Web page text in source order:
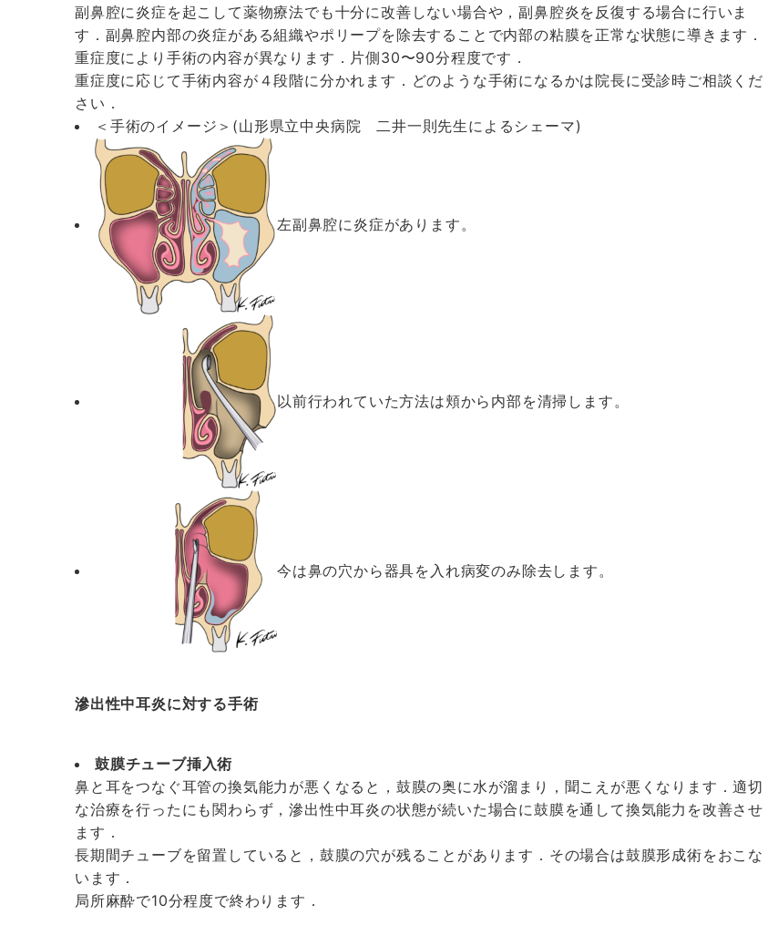
副鼻腔に炎症を起こして薬物療法でも十分に改善しない場合や，副鼻腔炎を反復する場合に行いま
す．副鼻腔内部の炎症がある組織やポリープを除去することで内部の粘膜を正常な状態に導きます．
重症度により手術の内容が異なります．片側30〜90分程度です．
重症度に応じて手術内容が４段階に分かれます．どのような手術になるかは院長に受診時ご相談くだ
さい．
＜手術のイメージ＞(山形県立中央病院 二井一則先生によるシェーマ)
左副鼻腔に炎症があります。
以前行われていた方法は頬から内部を清掃します。
今は鼻の穴から器具を入れ病変のみ除去します。
滲出性中耳炎に対する手術
鼓膜チューブ挿入術
鼻と耳をつなぐ耳管の換気能力が悪くなると，鼓膜の奥に水が溜まり，聞こえが悪くなります．適切
な治療を行ったにも関わらず，滲出性中耳炎の状態が続いた場合に鼓膜を通して換気能力を改善させ
ます．
長期間チューブを留置していると，鼓膜の穴が残ることがあります．その場合は鼓膜形成術をおこな
います．
局所麻酔で10分程度で終わります．